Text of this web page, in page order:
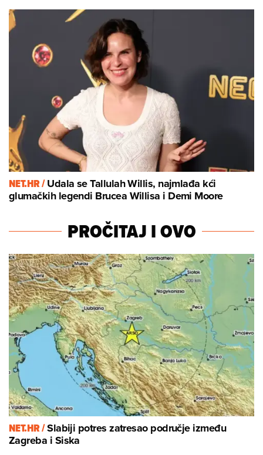
NET.HR /Udala se Tallulah Willis, najmlađa kći
glumačkih legendi Brucea Willisa i Demi Moore
PROČITAJ I OVO
NET.HR /Slabiji potres zatresao područje između
Zagreba i Siska